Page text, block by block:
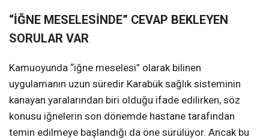
“İĞNE MESELESİNDE” CEVAP BEKLEYEN
SORULAR VAR
Kamuoyunda “iğne meselesi” olarak bilinen
uygulamanın uzun süredir Karabük sağlık sisteminin
kanayan yaralarından biri olduğu ifade edilirken, söz
konusu iğnelerin son dönemde hastane tarafından
temin edilmeye başlandığı da öne sürülüyor. Ancak bu